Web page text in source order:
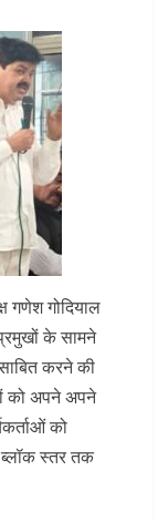
गणेश गोदियाल
के सामने
करने की
को अपने अपने
को
स्तर तक